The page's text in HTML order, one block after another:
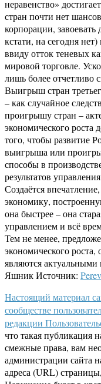
Настоящий материал
сообществе
редакции
что такая публикация
смежные права, вам
администрации сайта
адреса (URL)